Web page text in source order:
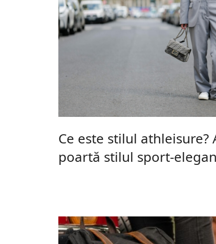
Ce este stilul athleisure?
poartă stilul sport-